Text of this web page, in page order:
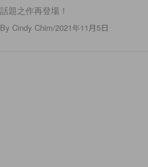
話題之作再登場！
By Cindy Chim/2021年11月5日